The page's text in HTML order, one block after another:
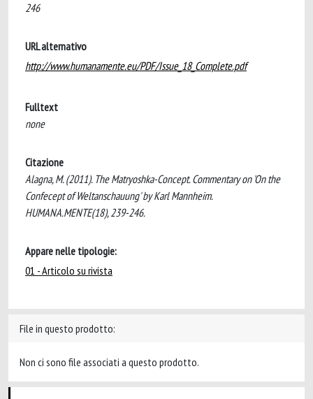
246
URL alternativo
http://www.humanamente.eu/PDF/Issue_18_Complete.pdf
Fulltext
none
Citazione
Alagna, M. (2011). The Matryoshka-Concept. Commentary on 'On the
Confecept of Weltanschauung' by Karl Mannheim.
HUMANA.MENTE(18), 239-246.
Appare nelle tipologie:
01 - Articolo su rivista
File in questo prodotto:
Non ci sono file associati a questo prodotto.